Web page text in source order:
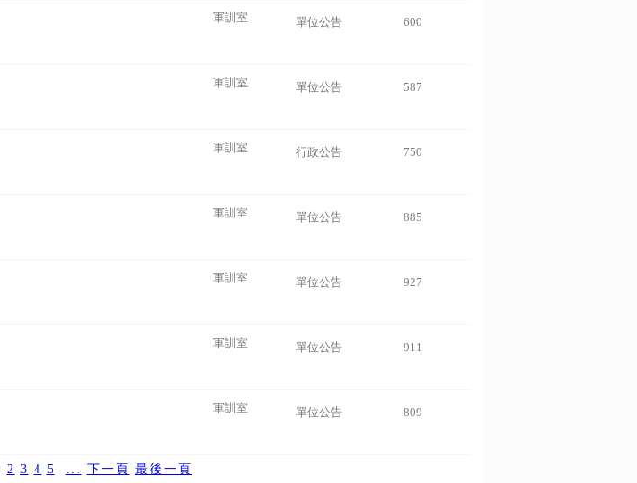
軍訓室 單位公告
600
軍訓室 單位公告
587
軍訓室 行政公告
750
軍訓室 單位公告
885
軍訓室 單位公告
927
軍訓室 單位公告
911
軍訓室 單位公告
809
2 3 4 5 ... 下一頁 最後一頁